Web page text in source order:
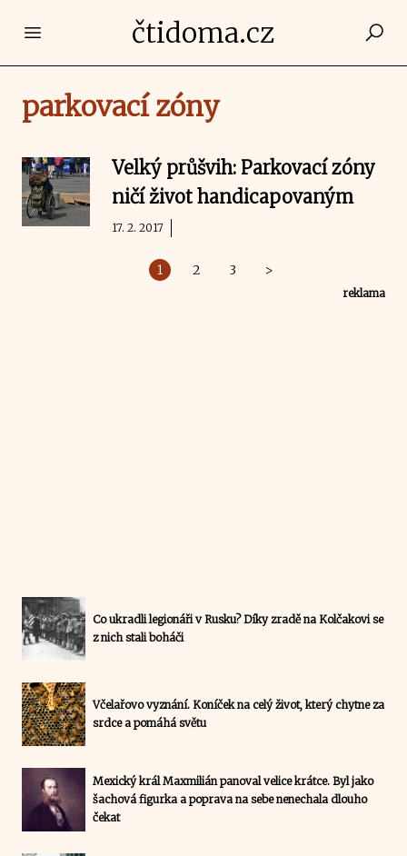
Open main menučtidoma.cz
parkovací zóny
Velký průšvih: Parkovací zóny
ničí život handicapovaným
17. 2. 2017
1 2 3 >
reklama
Co ukradli legionáři v Rusku? Díky zradě na Kolčakovi se
z nich stali boháči
Včelařovo vyznání. Koníček na celý život, který chytne za
srdce a pomáhá světu
Mexický král Maxmilián panoval velice krátce. Byl jako
šachová figurka a poprava na sebe nenechala dlouho
čekat